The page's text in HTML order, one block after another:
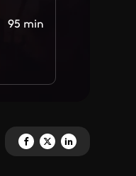
95 min
Partagez 'L’affaire Jeanne
Partagez 'L’affaire
Partagez 'L’affaire